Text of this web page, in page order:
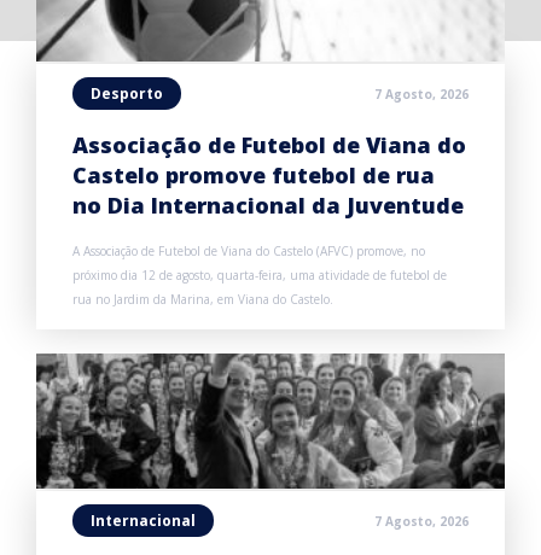
Desporto 7 Agosto, 2026
Associação de Futebol de Viana do
Castelo promove futebol de rua
no Dia Internacional da Juventude
A Associação de Futebol de Viana do Castelo (AFVC) promove, no
próximo dia 12 de agosto, quarta-feira, uma atividade de futebol de
rua no Jardim da Marina, em Viana do Castelo.
Internacional 7 Agosto, 2026